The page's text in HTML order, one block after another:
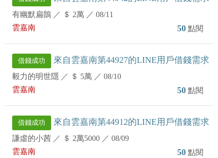
有幽默扁鵲 ／ ＄ 2萬 ／ 08/11
雲嘉南
50 點閱
借錢成功 來自雲嘉南第44927的LINE用戶借錢需求
毅力的明世隱 ／ ＄ 5萬 ／ 08/10
雲嘉南
50 點閱
借錢成功 來自雲嘉南第44912的LINE用戶借錢需求
謙虛的小茜 ／ ＄ 2萬5000 ／ 08/09
雲嘉南
50 點閱